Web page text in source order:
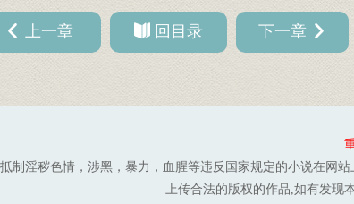
上一章 回目录 下一章
制淫秽色情，涉黑，暴力，血腥等违反国家规定的小说在网
上传合法的版权的作品,如有发现